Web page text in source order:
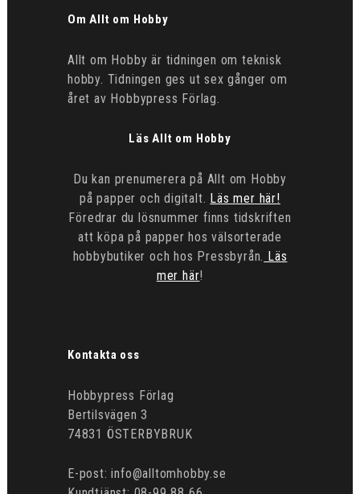
Om Allt om Hobby
Allt om Hobby är tidningen om teknisk
hobby. Tidningen ges ut sex gånger om
året av Hobbypress Förlag.
Läs Allt om Hobby
Du kan prenumerera på Allt om Hobby
på papper och digitalt. Läs mer här!
Föredrar du lösnummer finns tidskriften
att köpa på papper hos välsorterade
hobbybutiker och hos Pressbyrån. Läs
mer här!
Kontakta oss
Hobbypress Förlag
Bertilsvägen 3
74831 ÖSTERBYBRUK
E-post: info@alltomhobby.se